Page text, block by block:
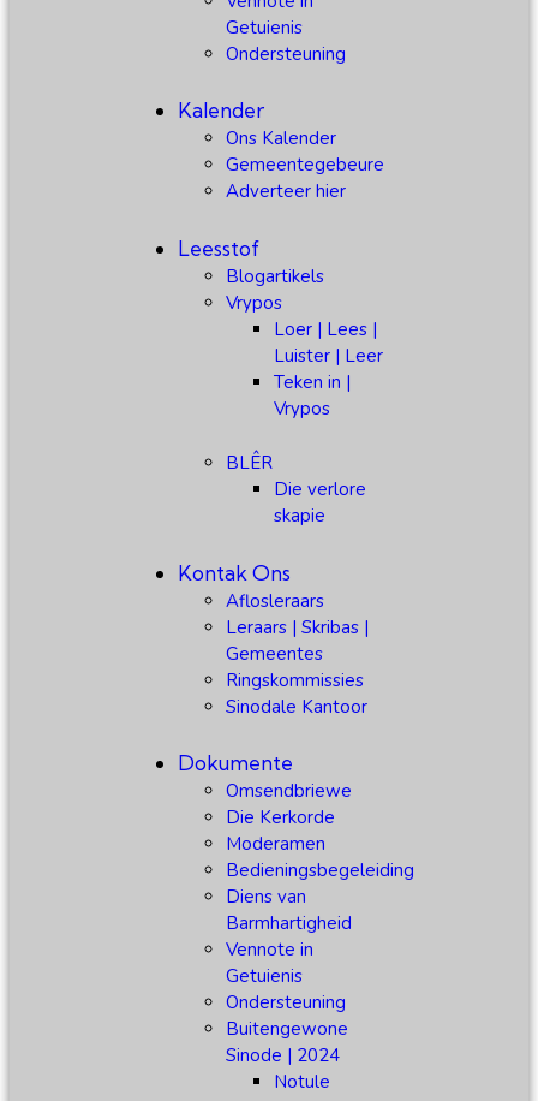
Getuienis
Ondersteuning
Kalender
Ons Kalender
Gemeentegebeure
Adverteer hier
Leesstof
Blogartikels
Vrypos
Loer | Lees |
Luister | Leer
Teken in |
Vrypos
BLÊR
Die verlore
skapie
Kontak Ons
Aflosleraars
Leraars | Skribas |
Gemeentes
Ringskommissies
Sinodale Kantoor
Dokumente
Omsendbriewe
Die Kerkorde
Moderamen
Bedieningsbegeleiding
Diens van
Barmhartigheid
Vennote in
Getuienis
Ondersteuning
Buitengewone
Sinode | 2024
Notule